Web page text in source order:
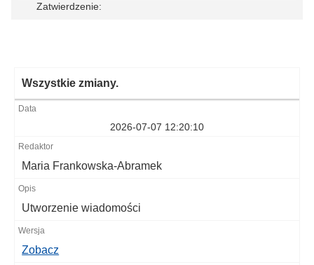
Zatwierdzenie
Wszystkie zmiany.
2026-07-07 12:20:10
Maria Frankowska-Abramek
Utworzenie wiadomości
Zobacz